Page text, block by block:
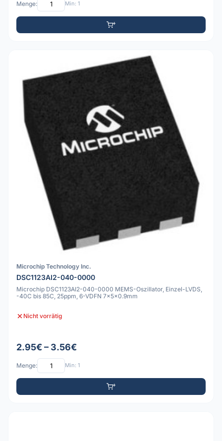
Menge: Min: 1
Microchip Technology Inc.
DSC1123AI2-040-0000
Microchip DSC1123AI2-040-0000 MEMS-Oszillator, Einzel-LVDS,
-40C bis 85C, 25ppm, 6-VDFN 7x5x0.9mm
Nicht vorrätig
2.95€ – 3.56€
Menge: Min: 1